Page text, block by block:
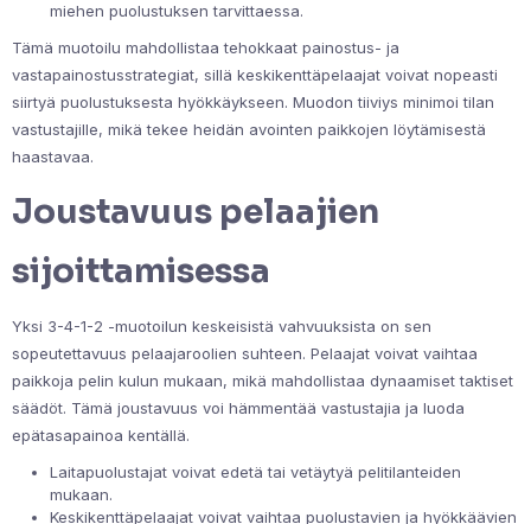
miehen puolustuksen tarvittaessa.
Tämä muotoilu mahdollistaa tehokkaat painostus- ja
vastapainostusstrategiat, sillä keskikenttäpelaajat voivat nopeasti
siirtyä puolustuksesta hyökkäykseen. Muodon tiiviys minimoi tilan
vastustajille, mikä tekee heidän avointen paikkojen löytämisestä
haastavaa.
Joustavuus pelaajien
sijoittamisessa
Yksi 3-4-1-2 -muotoilun keskeisistä vahvuuksista on sen
sopeutettavuus pelaajaroolien suhteen. Pelaajat voivat vaihtaa
paikkoja pelin kulun mukaan, mikä mahdollistaa dynaamiset taktiset
säädöt. Tämä joustavuus voi hämmentää vastustajia ja luoda
epätasapainoa kentällä.
Laitapuolustajat voivat edetä tai vetäytyä pelitilanteiden
mukaan.
Keskikenttäpelaajat voivat vaihtaa puolustavien ja hyökkäävien